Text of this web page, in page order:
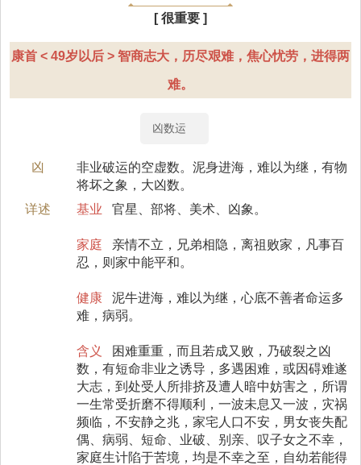
[ 很重要 ]
康首 < 49岁以后 > 智商志大，历尽艰难，焦心忧劳，进得两
难。
凶数运
凶
非业破运的空虚数。泥身进海，难以为继，有物
将坏之象，大凶数。
详述
基业 官星、部将、美术、凶象。
家庭
亲情不立，兄弟相隐，离祖败家，凡事百
忍，则家中能平和。
健康
泥牛进海，难以为继，心底不善者命运多
难，病弱。
含义
困难重重，而且若成又败，乃破裂之凶
数，有短命非业之诱导，多遇困难，或因碍难遂
大志，到处受人所排挤及遭人暗中妨害之，所谓
一生常受折磨不得顺利，一波未息又一波，灾祸
频临，不安静之兆，家宅人口不安，男女丧失配
偶、病弱、短命、业破、别亲、叹子女之不幸，
家庭生计陷于苦境，均是不幸之至，自幼若能得